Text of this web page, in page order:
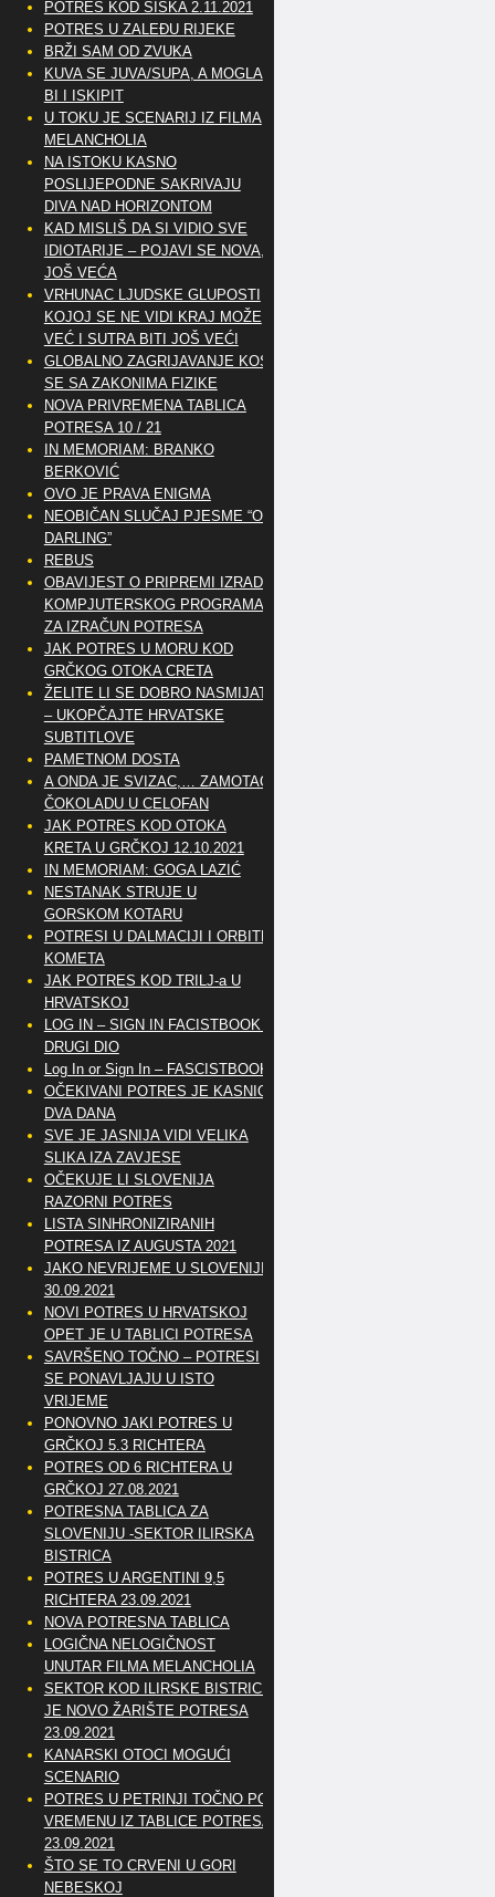
POTRES KOD SISKA 2.11.2021
POTRES U ZALEĐU RIJEKE
BRŽI SAM OD ZVUKA
KUVA SE JUVA/SUPA, A MOGLA
BI I ISKIPIT
U TOKU JE SCENARIJ IZ FILMA
MELANCHOLIA
NA ISTOKU KASNO
POSLIJEPODNE SAKRIVAJU
DIVA NAD HORIZONTOM
KAD MISLIŠ DA SI VIDIO SVE
IDIOTARIJE – POJAVI SE NOVA,..
JOŠ VEĆA
VRHUNAC LJUDSKE GLUPOSTI
KOJOJ SE NE VIDI KRAJ MOŽE
VEĆ I SUTRA BITI JOŠ VEĆI
GLOBALNO ZAGRIJAVANJE KOSI
SE SA ZAKONIMA FIZIKE
NOVA PRIVREMENA TABLICA
POTRESA 10 / 21
IN MEMORIAM: BRANKO
BERKOVIĆ
OVO JE PRAVA ENIGMA
NEOBIČAN SLUČAJ PJESME “OH
DARLING”
REBUS
OBAVIJEST O PRIPREMI IZRADE
KOMPJUTERSKOG PROGRAMA
ZA IZRAČUN POTRESA
JAK POTRES U MORU KOD
GRČKOG OTOKA CRETA
ŽELITE LI SE DOBRO NASMIJATI
– UKOPČAJTE HRVATSKE
SUBTITLOVE
PAMETNOM DOSTA
A ONDA JE SVIZAC,… ZAMOTAO
ČOKOLADU U CELOFAN
JAK POTRES KOD OTOKA
KRETA U GRČKOJ 12.10.2021
IN MEMORIAM: GOGA LAZIĆ
NESTANAK STRUJE U
GORSKOM KOTARU
POTRESI U DALMACIJI I ORBITE
KOMETA
JAK POTRES KOD TRILJ-a U
HRVATSKOJ
LOG IN – SIGN IN FACISTBOOK –
DRUGI DIO
Log In or Sign In – FASCISTBOOK
OČEKIVANI POTRES JE KASNIO
DVA DANA
SVE JE JASNIJA VIDI VELIKA
SLIKA IZA ZAVJESE
OČEKUJE LI SLOVENIJA
RAZORNI POTRES
LISTA SINHRONIZIRANIH
POTRESA IZ AUGUSTA 2021
JAKO NEVRIJEME U SLOVENIJI
30.09.2021
NOVI POTRES U HRVATSKOJ
OPET JE U TABLICI POTRESA
SAVRŠENO TOČNO – POTRESI
SE PONAVLJAJU U ISTO
VRIJEME
PONOVNO JAKI POTRES U
GRČKOJ 5.3 RICHTERA
POTRES OD 6 RICHTERA U
GRČKOJ 27.08.2021
POTRESNA TABLICA ZA
SLOVENIJU -SEKTOR ILIRSKA
BISTRICA
POTRES U ARGENTINI 9,5
RICHTERA 23.09.2021
NOVA POTRESNA TABLICA
LOGIČNA NELOGIČNOST
UNUTAR FILMA MELANCHOLIA
SEKTOR KOD ILIRSKE BISTRICE
JE NOVO ŽARIŠTE POTRESA
23.09.2021
KANARSKI OTOCI MOGUĆI
SCENARIO
POTRES U PETRINJI TOČNO PO
VREMENU IZ TABLICE POTRESA
23.09.2021
ŠTO SE TO CRVENI U GORI
NEBESKOJ